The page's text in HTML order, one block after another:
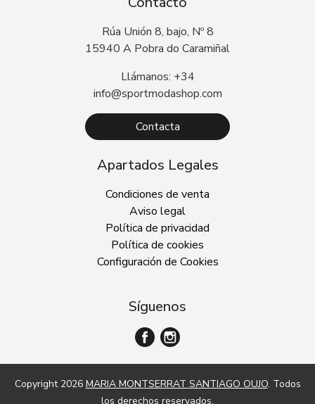
Rúa Unión 8, bajo, Nº 8
15940 A Pobra do Caramiñal
Llámanos: +34
info@sportmodashop.com
Contacta
Apartados Legales
Condiciones de venta
Aviso legal
Política de privacidad
Política de cookies
Configuración de Cookies
Síguenos
Copyright 2026 MARIA MONTSERRAT SANTIAGO OUJO. Todos
los derechos reservados.